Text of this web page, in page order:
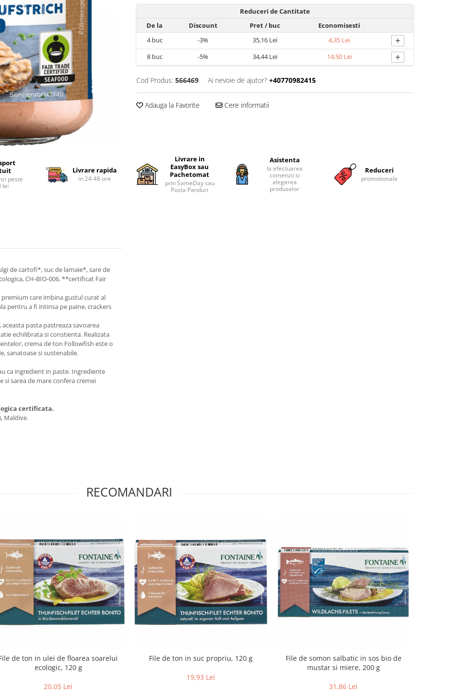
Reduceri de Cantitate
De la
Discount Pret/ buc
Economisesti
4buc -3% 35,16 Lei 4,35 Lei +
8buc -5% 34,44 Lei 14,50 Lei +
Cod Produs: 566469 Ai nevoie de ajutor? +40770982415
Adauga la Favorite Cere informatii
peste
lei
Livrare rapida
in 24-48 ore
Livrare in
EasyBox sau
Pachetomat
prin SameDay sau
Posta Panduri
Asistenta
la efectuarea
comenzii si
alegerea
produselor
Reduceri
promotionale
de cartofi*, suc de lamaie*, sare de
CH-BIO-006. **certificat Fair
care imbina gustul curat al
pentru a fi intinsa pe paine, crackers
pasta pastreaza savoarea
echilibrata si constienta. Realizata
crema de ton Followfish este o
sanatoase si sustenabile.
ca ingredient in paste. Ingrediente
si sarea de mare confera cremei
certificata.
Maldive.
RECOMANDARI
de ton in ulei de floarea soarelui
ecologic, 120 g
20,05 Lei
File de ton in suc propriu, 120 g
19,93 Lei
File de somon salbatic in sos bio de
mustar si miere, 200 g
31,86 Lei